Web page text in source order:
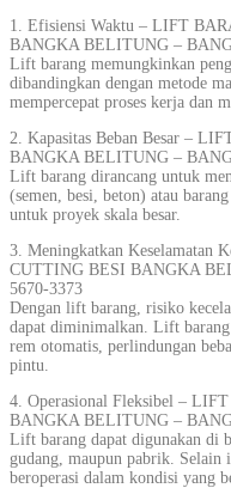
1. Efisiensi Waktu – LIFT
BANGKA BELITUNG –
Lift barang memungkinkan
dibandingkan dengan metode
mempercepat proses kerja dan
2. Kapasitas Beban Besar –
BANGKA BELITUNG –
Lift barang dirancang untuk
(semen, besi, beton) atau
untuk proyek skala besar.
3. Meningkatkan
CUTTING BESI BANGKA
5670-3373
Dengan lift barang, risiko
dapat diminimalkan. Lift
rem otomatis, perlindungan
pintu.
4. Operasional Fleksibel –
BANGKA BELITUNG –
Lift barang dapat digunakan di
gudang, maupun pabrik.
beroperasi dalam kondisi yang